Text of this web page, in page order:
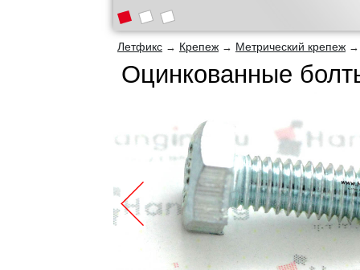
Летфикс → Крепеж → Метрический крепеж
Оцинкованные